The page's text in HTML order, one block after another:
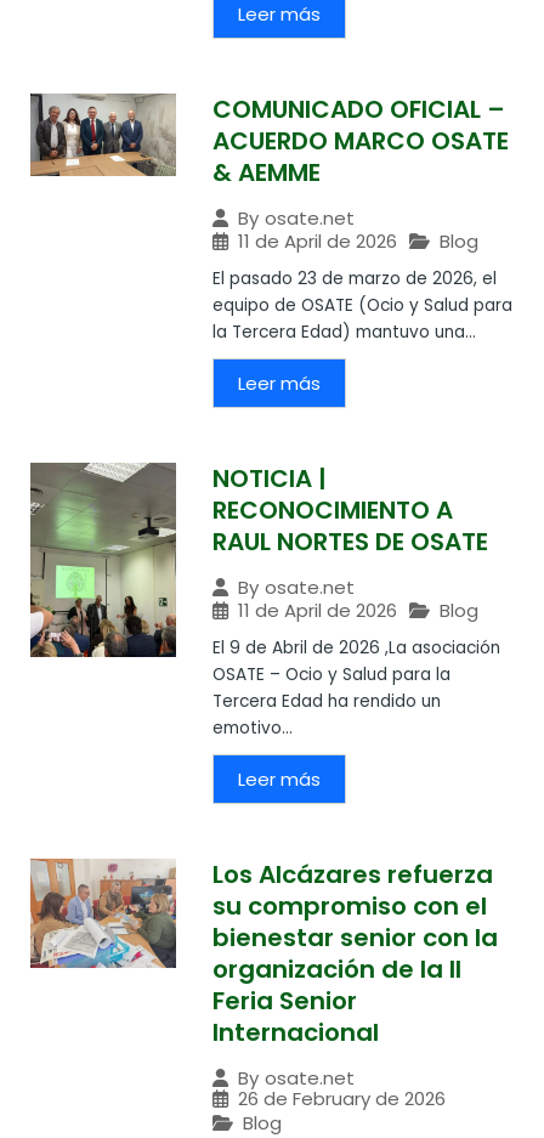
Leer más
COMUNICADO OFICIAL –
ACUERDO MARCO OSATE
& AEMME
By osate.net
11 de April de 2026
Blog
El pasado 23 de marzo de 2026, el
equipo de OSATE (Ocio y Salud para
la Tercera Edad) mantuvo una...
Leer más
NOTICIA |
RECONOCIMIENTO A
RAUL NORTES DE OSATE
By osate.net
11 de April de 2026
Blog
El 9 de Abril de 2026 ,La asociación
OSATE – Ocio y Salud para la
Tercera Edad ha rendido un
emotivo...
Leer más
Los Alcázares refuerza
su compromiso con el
bienestar senior con la
organización de la II
Feria Senior
Internacional
By osate.net
26 de February de 2026
Blog